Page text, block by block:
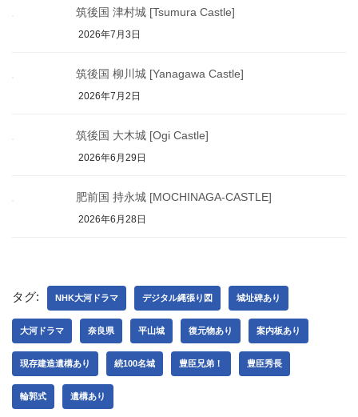
筑後国 津村城 [Tsumura Castle]
2026年7月3日
筑後国 柳川城 [Yanagawa Castle]
2026年7月2日
筑後国 大木城 [Ogi Castle]
2026年6月29日
肥前国 持永城 [MOCHINAGA-CASTLE]
2026年6月28日
タグ: NHK大河ドラマ デジタル縄張り図 城址碑あり
大河ドラマ 奈良県 平山城 復元物あり 案内板あり
現存建造遺構あり 続100名城 豊臣兄弟！ 豊臣秀長
輪郭式 遺構あり